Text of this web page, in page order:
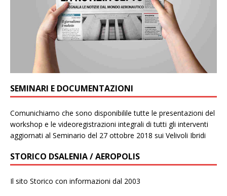
SEMINARI E DOCUMENTAZIONI
Comunichiamo che sono disponibilile tutte le presentazioni del
workshop e le videoregistrazioni integrali di tutti gli interventi
aggiornati al Seminario del 27 ottobre 2018 sui Velivoli Ibridi
STORICO DSALENIA / AEROPOLIS
Il sito Storico con informazioni dal 2003